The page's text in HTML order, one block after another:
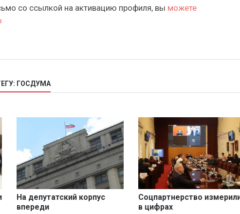
со ссылкой на активацию профиля, вы можете
ГОСДУМА
На депутатский корпус
впереди
Соцпартнерство
в цифрах